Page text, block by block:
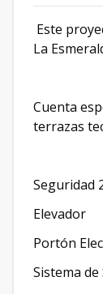
Este
La
Cuenta
terrazas
Seguridad
Elevador
Portón
Sistema